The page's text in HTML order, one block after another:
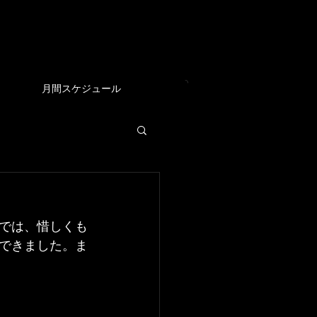
月間スケジュール
は、惜しくも
きました。ま